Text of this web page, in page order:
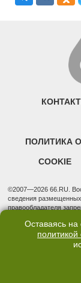
ПОЛИТИКА
COOKIE
©2007—2026 66.RU.
сведения
правообладателя
надзору в сфере
(Роскомнадзор).
Учредитель:
3, оф. 7015
обл., г. Екатеринбург,
info@news.66.ru
Оставаясь на